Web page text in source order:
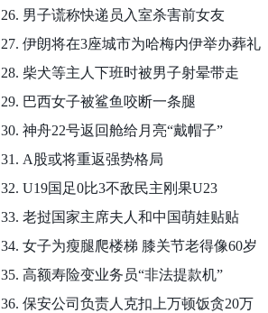
26. 男子谎称快递员入室杀害前女友
27. 伊朗将在3座城市为哈梅内伊举办葬礼
28. 柴犬等主人下班时被男子射晕带走
29. 巴西女子被鲨鱼咬断一条腿
30. 神舟22号返回舱给月亮“戴帽子”
31. A股或将重返强势格局
32. U19国足0比3不敌民主刚果U23
33. 老挝国家主席夫人和中国萌娃贴贴
34. 女子为瘦腿爬楼梯 膝关节老得像60岁
35. 高额寿险变业务员“非法提款机”
36. 保安公司负责人克扣上万顿饭贪20万